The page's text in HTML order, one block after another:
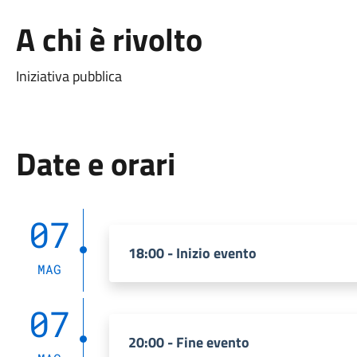
A chi è rivolto
Iniziativa pubblica
Date e orari
07
MAG
18:00 - Inizio evento
07 20:00 - Fine evento